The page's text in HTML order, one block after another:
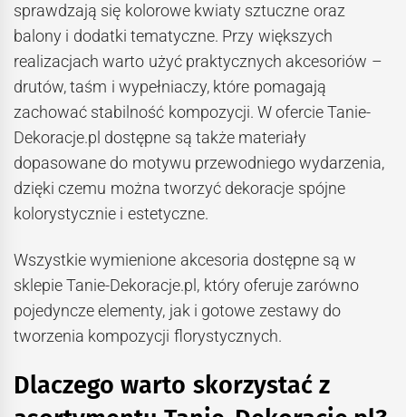
sprawdzają się kolorowe kwiaty sztuczne oraz
balony i dodatki tematyczne. Przy większych
realizacjach warto użyć praktycznych akcesoriów –
drutów, taśm i wypełniaczy, które pomagają
zachować stabilność kompozycji. W ofercie Tanie-
Dekoracje.pl dostępne są także materiały
dopasowane do motywu przewodniego wydarzenia,
dzięki czemu można tworzyć dekoracje spójne
kolorystycznie i estetyczne.
Wszystkie wymienione akcesoria dostępne są w
sklepie Tanie-Dekoracje.pl, który oferuje zarówno
pojedyncze elementy, jak i gotowe zestawy do
tworzenia kompozycji florystycznych.
Dlaczego warto skorzystać z